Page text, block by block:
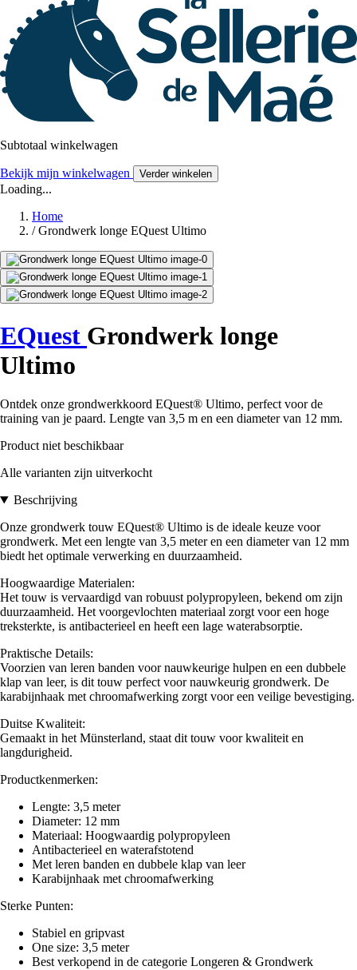
Subtotaal winkelwagen
Bekijk mijn winkelwagen Verder winkelen
Loading...
Home
/ Grondwerk longe EQuest Ultimo
EQuest Grondwerk longe
Ultimo
Ontdek onze grondwerkkoord EQuest® Ultimo, perfect voor de
training van je paard. Lengte van 3,5 m en een diameter van 12 mm.
Product niet beschikbaar
Alle varianten zijn uitverkocht
Beschrijving
Onze grondwerk touw EQuest® Ultimo is de ideale keuze voor
grondwerk. Met een lengte van 3,5 meter en een diameter van 12 mm
biedt het optimale verwerking en duurzaamheid.
Hoogwaardige Materialen:
Het touw is vervaardigd van robuust polypropyleen, bekend om zijn
duurzaamheid. Het voorgevlochten materiaal zorgt voor een hoge
treksterkte, is antibacterieel en heeft een lage waterabsorptie.
Praktische Details:
Voorzien van leren banden voor nauwkeurige hulpen en een dubbele
klap van leer, is dit touw perfect voor nauwkeurig grondwerk. De
karabijnhaak met chroomafwerking zorgt voor een veilige bevestiging.
Duitse Kwaliteit:
Gemaakt in het Münsterland, staat dit touw voor kwaliteit en
langdurigheid.
Productkenmerken:
Lengte: 3,5 meter
Diameter: 12 mm
Materiaal: Hoogwaardig polypropyleen
Antibacterieel en waterafstotend
Met leren banden en dubbele klap van leer
Karabijnhaak met chroomafwerking
Sterke Punten:
Stabiel en gripvast
One size: 3,5 meter
Best verkopend in de categorie Longeren & Grondwerk